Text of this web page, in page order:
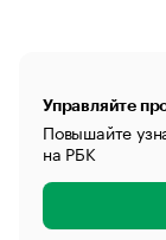
Управляйте
Повышайте
на РБК